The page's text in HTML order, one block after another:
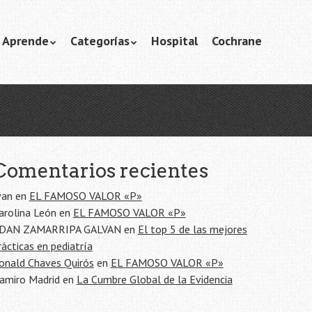
Aprende Categorías Hospital Cochrane
recientes
en EL FAMOSO VALOR «P»
León en EL FAMOSO VALOR «P»
ZAMARRIPA GALVANen El top 5 de las mejores
en pediatría
Chaves Quirós en EL FAMOSO VALOR «P»
Madriden La Cumbre Global de la Evidencia